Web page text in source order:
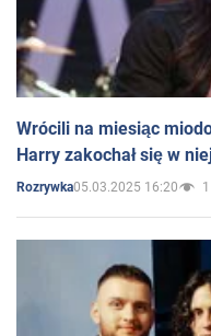
Wrócili na miesiąc
Harry zakochał się w
Rozrywka05.03.2025 16:20 1